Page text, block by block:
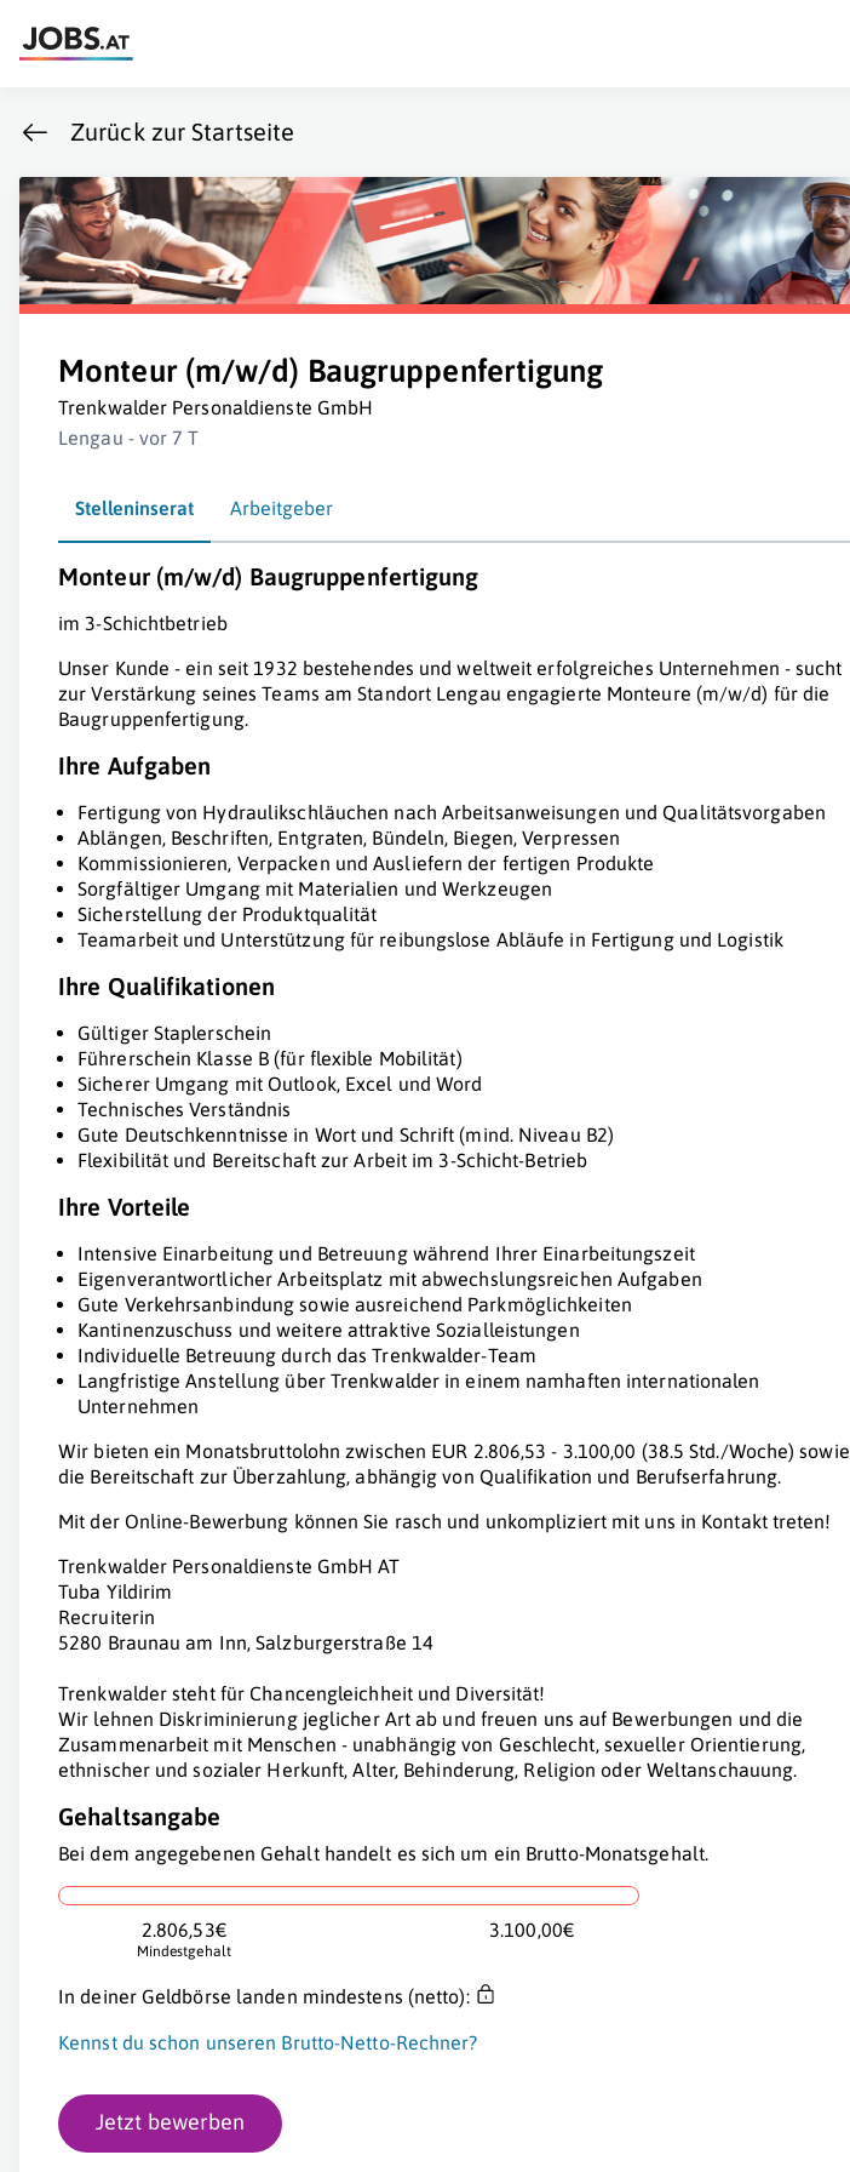
Zurück zur Startseite
Monteur (m/w/d) Baugruppenfertigung
Trenkwalder Personaldienste GmbH
Lengau - vor 7 T
Stelleninserat Arbeitgeber
Monteur (m/w/d) Baugruppenfertigung
im 3-Schichtbetrieb
Unser Kunde - ein seit 1932 bestehendes und weltweit erfolgreiches Unternehmen - sucht
zur Verstärkung seines Teams am Standort Lengau engagierte Monteure (m/w/d) für die
Baugruppenfertigung.
Ihre Aufgaben
Fertigung von Hydraulikschläuchen nach Arbeitsanweisungen und Qualitätsvorgaben
Ablängen, Beschriften, Entgraten, Bündeln, Biegen, Verpressen
Kommissionieren, Verpacken und Ausliefern der fertigen Produkte
Sorgfältiger Umgang mit Materialien und Werkzeugen
Sicherstellung der Produktqualität
Teamarbeit und Unterstützung für reibungslose Abläufe in Fertigung und Logistik
Ihre Qualifikationen
Gültiger Staplerschein
Führerschein Klasse B (für flexible Mobilität)
Sicherer Umgang mit Outlook, Excel und Word
Technisches Verständnis
Gute Deutschkenntnisse in Wort und Schrift (mind. Niveau B2)
Flexibilität und Bereitschaft zur Arbeit im 3-Schicht-Betrieb
Ihre Vorteile
Intensive Einarbeitung und Betreuung während Ihrer Einarbeitungszeit
Eigenverantwortlicher Arbeitsplatz mit abwechslungsreichen Aufgaben
Gute Verkehrsanbindung sowie ausreichend Parkmöglichkeiten
Kantinenzuschuss und weitere attraktive Sozialleistungen
Individuelle Betreuung durch das Trenkwalder-Team
Langfristige Anstellung über Trenkwalder in einem namhaften internationalen
Unternehmen
Wir bieten ein Monatsbruttolohn zwischen EUR 2.806,53 - 3.100,00 (38.5 Std./Woche) sowie
die Bereitschaft zur Überzahlung, abhängig von Qualifikation und Berufserfahrung.
Mit der Online-Bewerbung können Sie rasch und unkompliziert mit uns in Kontakt treten!
Trenkwalder Personaldienste GmbH AT
Tuba Yildirim
Recruiterin
5280 Braunau am Inn, Salzburgerstraße 14
Trenkwalder steht für Chancengleichheit und Diversität!
Wir lehnen Diskriminierung jeglicher Art ab und freuen uns auf Bewerbungen und die
Zusammenarbeit mit Menschen - unabhängig von Geschlecht, sexueller Orientierung,
ethnischer und sozialer Herkunft, Alter, Behinderung, Religion oder Weltanschauung.
Gehaltsangabe
Bei dem angegebenen Gehalt handelt es sich um ein Brutto-Monatsgehalt.
2.806,53€
Mindestgehalt
3.100,00€
In deiner Geldbörse landen mindestens (netto):
Kennst du schon unseren Brutto-Netto-Rechner?
Jetzt bewerben